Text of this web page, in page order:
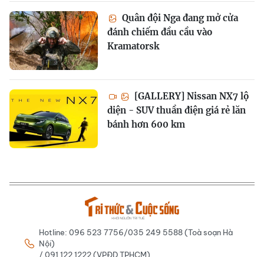
Quân đội Nga đang mở cửa
đánh chiếm đầu cầu vào
Kramatorsk
[GALLERY] Nissan NX7 lộ
diện - SUV thuần điện giá rẻ lăn
bánh hơn 600 km
Hotline: 096 523 7756/035 249 5588 (Toà soạn Hà
Nội)
/ 091 122 1222 (VPĐD TPHCM)